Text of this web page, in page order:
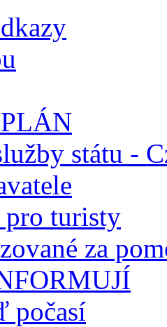
státu -
pro turisty
za
počasí